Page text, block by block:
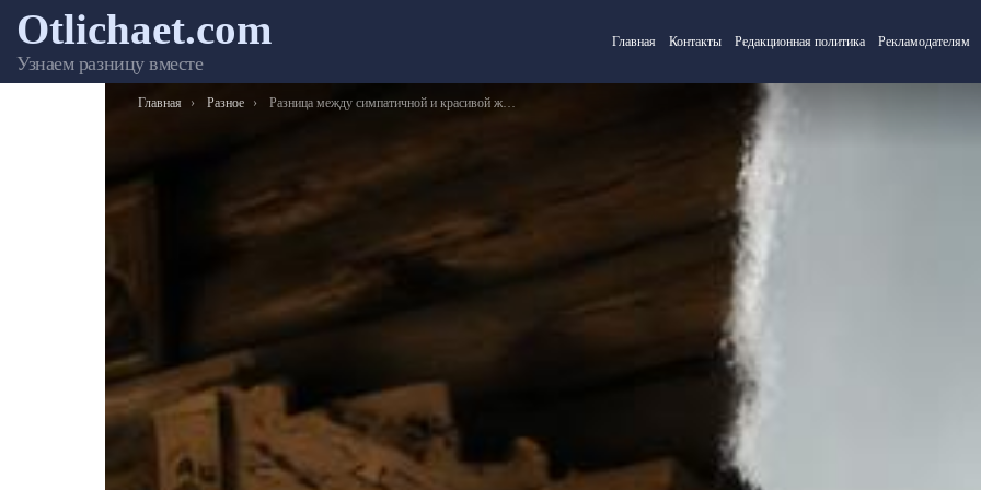
Otlichaet.com
Узнаем разницу вместе
Главная Контакты Редакционная политика Рекламодателям
Вы здесь:
Главная Разное Разница между симпатичной и красивой женщиной